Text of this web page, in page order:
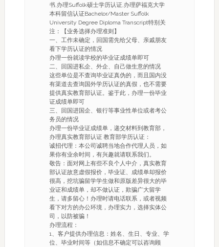
书,办理Suffolk硕士学历认证,办理萨福克大学
本科留信认证Bachelor/Master Suffolk
University Degree Diploma Transcript特别关
注：【业务选择办理准则】
一、工作未确定，回国需先给父母、亲戚朋友
看下学历认证的情况
办理一份就读学校的毕业证成绩单即可
二、回国进私企、外企、自己做生意的情况
这些单位是不查询毕业证真伪的，而且国内没
有渠道去查询国外学历认证的真假，也不需要
提供真实教育部认证。鉴于此，办理一份毕业
证成绩单即可
三、回国进国企、银行等事业性单位或者考公
务员的情况
办理一份毕业证成绩单，递交材料到教育部，
办理真实教育部认证 教育部学历认证：
诚招代理：本公司诚聘当地合作代理人员，如
果你有业余时间，有兴趣就请联系我们。
敬告：面对网上有些不良个人中介，真实教育
部认证故意虚假报价，毕业证、成绩单却报价
很高，挖坑骗留学学生做和原版差异很大的毕
业证和成绩单，却不做认证，欺骗广大留学
生，请多留心！办理时请电话联系，或者视频
看下对方的办公环境，办理实力，选择实体公
司，以防被骗！
办理流程：
1、客户提供办理信息：姓名、生日、专业、学
位、毕业时间等（如信息不确定可以咨询顾